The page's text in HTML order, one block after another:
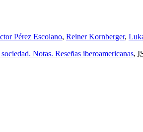
Pérez Escolano, Reiner Kornberger,
Notas. Reseñas iberoamericanas,